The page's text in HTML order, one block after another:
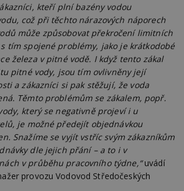
kteří plní bazény vodou
což při těchto nárazových náporech
může způsobovat překročení limitních
tím spojené problémy, jako je krátkodobé
železa v pitné vodě. I když tento zákal
pitné vody, jsou tím ovlivněny její
a zákazníci si pak stěžují, že voda
Těmto problémům se zákalem, popř.
který se negativně projeví i u
je možné předejít objednávkou
Snažíme se vyjít vstříc svým zákazníkům
dle jejich přání – a to i v
v průběhu pracovního týdne,“uvádí
provozu Vodovod Středočeských